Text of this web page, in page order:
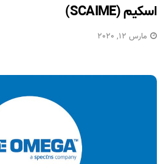
اسکیم (SCAIME)
مارس 12, 2020